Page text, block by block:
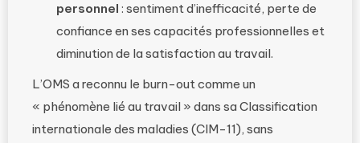
personnel : sentiment d’inefficacité, perte de
confiance en ses capacités professionnelles et
diminution de la satisfaction au travail.
L’OMS a reconnu le burn-out comme un
« phénomène lié au travail » dans sa Classification
internationale des maladies (CIM-11), sans